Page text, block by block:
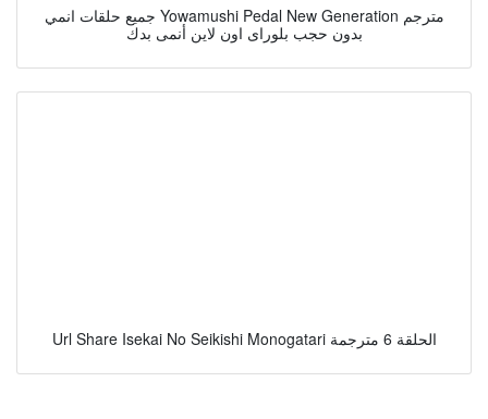
جميع حلقات انمي Yowamushi Pedal New Generation مترجم
بدون حجب بلوراى اون لاين أنمى بدك
Url Share Isekai No Seikishi Monogatari الحلقة 6 مترجمة